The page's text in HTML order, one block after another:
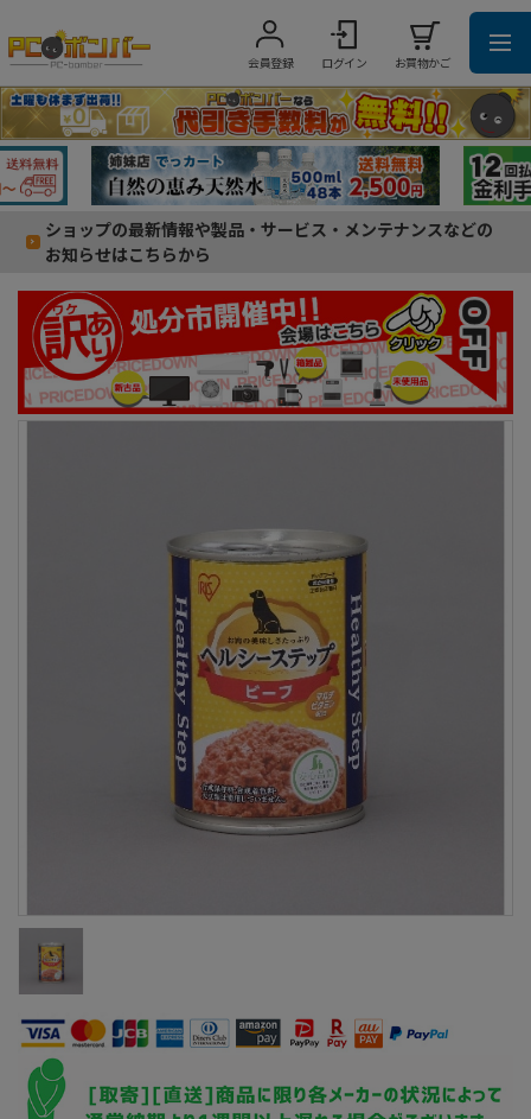
会員登録 ログイン お買物かご
ショップの最新情報や製品・サービス・メンテナンスなどの
お知らせはこちらから